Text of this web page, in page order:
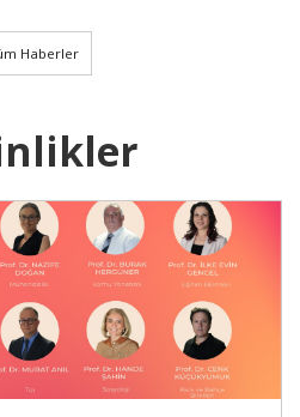
Haberler